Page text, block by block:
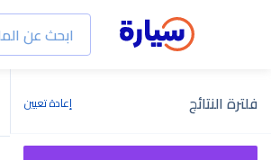
فلترة النتائج إعادة تعيين